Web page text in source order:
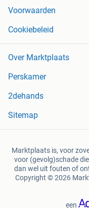
Voorwaarden
Cookiebeleid
Over Marktplaats
Perskamer
2dehands
Sitemap
Marktplaats is, voor
voor (gevolg)schade
dan wel uit fouten of
Copyright © 2026
een